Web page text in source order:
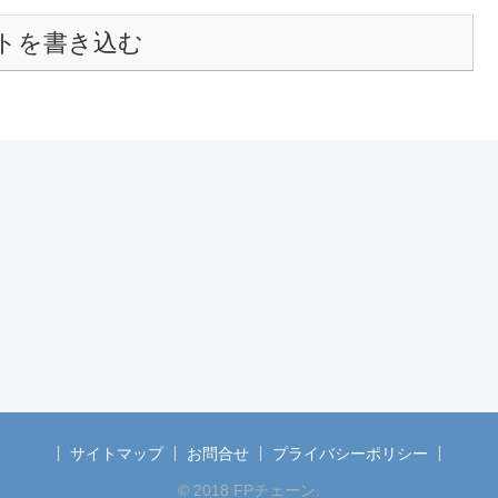
を書き込む
サイトマップ お問合せ プライバシーポリシー
© 2018 FPチェーン.